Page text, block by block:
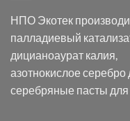
оксида
в
калий
НПО Экотек
палладиевый
дицианоаурат калия,
азотнокислое серебро
серебряные пасты